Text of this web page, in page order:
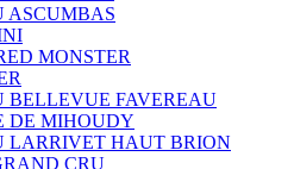
ASCUMBAS
MONSTER
BELLEVUE FAVEREAU
DE MIHOUDY
LARRIVET HAUT BRION
CRU